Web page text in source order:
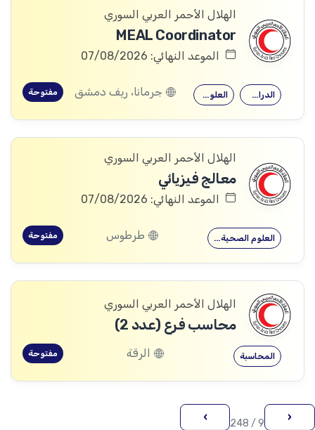
الهلال الأحمر العربي السوري
MEAL Coordinator
الموعد النهائي: 07/08/2026
العلوم الاجتماعية الدراسات التنموية جرمانا، ريف دمشق مفتوحة
الهلال الأحمر العربي السوري
معالج فيزيائي
الموعد النهائي: 07/08/2026
العلوم الصحية… طرطوس مفتوحة
الهلال الأحمر العربي السوري
محاسب فرع (عدد 2)
المحاسبة الرقة مفتوحة
‹
9 / 248
›